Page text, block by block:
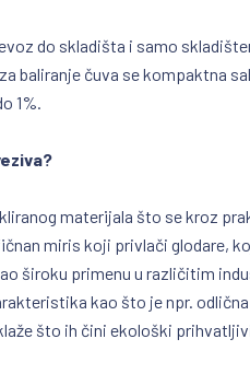
do skladišta i samo
baliranje čuva se kompaktna
1%.
materijala što se kroz
miris koji privlači glodare,
široku primenu u različitim
kao što je npr.
što ih čini ekološki